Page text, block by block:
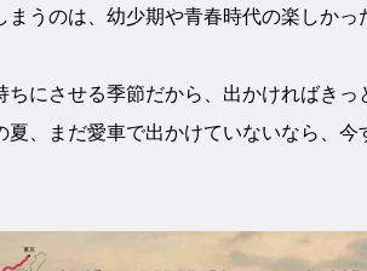
まうのは、幼少期や青春時代の楽しか
にさせる季節だから、出かければき
、まだ愛車で出かけていないなら、